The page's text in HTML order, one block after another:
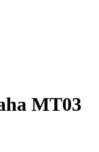
MT03